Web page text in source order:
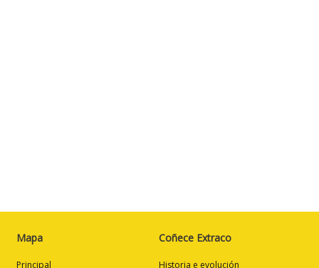
Mapa
Principal
Coñece Extraco
Historia e evolución